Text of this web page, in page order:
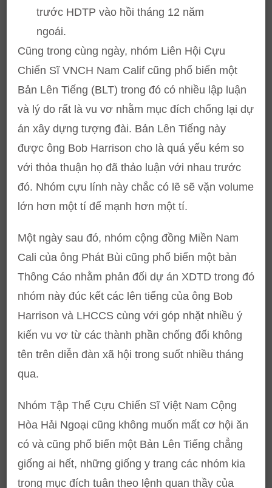
trước HDTP vào hồi tháng 12 năm
ngoái.
Cũng trong cùng ngày, nhóm Liên Hội Cựu
Chiến Sĩ VNCH Nam Calif cũng phổ biến một
Bản Lên Tiếng (BLT) trong đó có nhiều lập luận
và lý do rất là vu vơ nhằm mục đích chống lại dự
án xây dựng tượng đài. Bản Lên Tiếng này
được ông Bob Harrison cho là quá yếu kém so
với thỏa thuận họ đã thảo luận với nhau trước
đó. Nhóm cựu lính này chắc có lẽ sẽ vặn volume
lớn hơn một tí để mạnh hơn một tí.
Một ngày sau đó, nhóm cộng đồng Miền Nam
Cali của ông Phát Bùi cũng phổ biến một bản
Thông Cáo nhằm phản đối dự án XDTD trong đó
nhóm này đúc kết các lên tiếng của ông Bob
Harrison và LHCCS cùng với góp nhặt nhiều ý
kiến vu vơ từ các thành phần chống đối không
tên trên diễn đàn xã hội trong suốt nhiều tháng
qua.
Nhóm Tập Thể Cựu Chiến Sĩ Việt Nam Cộng
Hòa Hải Ngoại cũng không muốn mất cơ hội ăn
có và cũng phổ biến một Bản Lên Tiếng chẳng
giống ai hết, những giống y trang các nhóm kia
trong mục đích tuân theo lệnh quan thầy của